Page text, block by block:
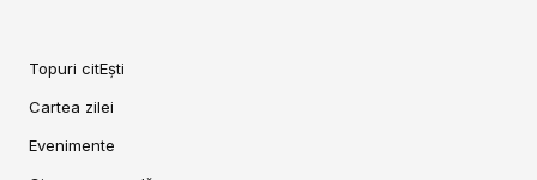
Topuri citEști
Cartea zilei
Evenimente